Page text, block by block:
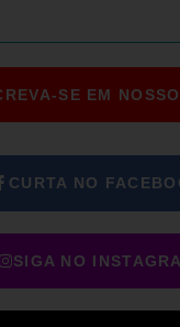
SE EM
CURTA NO
SIGA NO